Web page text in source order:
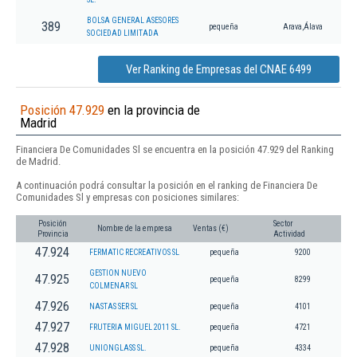
389
BOLSA GENERAL ASESORES
SOCIEDAD LIMITADA
pequeña Arava,Álava
Ver Ranking de Empresas del CNAE 6499
Posición 47.929 en la provincia de
Madrid
Financiera De Comunidades Sl se encuentra en la posición 47.929 del Ranking
de Madrid.
A continuación podrá consultar la posición en el ranking de Financiera De
Comunidades Sl y empresas con posiciones similares:
Posición
Provincia
Nombre de la empresa Ventas (€)
Sector
Actividad
47.924 FERMATIC RECREATIVOS SL pequeña 9200
47.925
GESTION NUEVO
COLMENAR SL
pequeña 8299
47.926 NASTAS SER SL pequeña 4101
47.927 FRUTERIA MIGUEL 2011 SL. pequeña 4721
47.928 UNIONGLASS SL. pequeña 4334